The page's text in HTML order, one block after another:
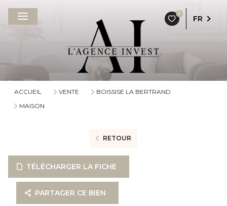
0
FR
ACCUEIL VENTE
BOISSISE LA BERTRAND
MAISON
RETOUR
TÉLÉCHARGER LA FICHE
PARTAGER CE BIEN